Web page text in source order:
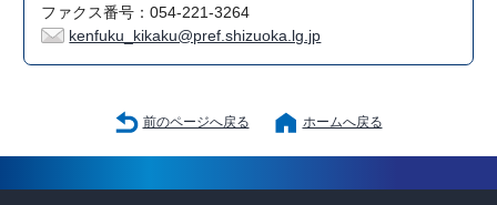
ファクス番号：054-221-3264
kenfuku_kikaku@pref.shizuoka.lg.jp
前のページへ戻る ホームへ戻る